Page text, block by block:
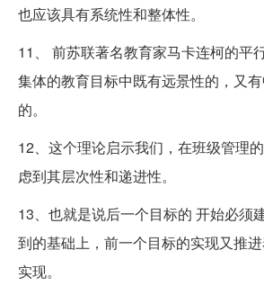
也应该具有系统性和整体性。
11、 前苏联著名教育家马卡连柯的平
集体的教育目标中既有远景性的，又
的。
12、这个理论启示我们，在班级管理
虑到其层次性和递进性。
13、也就是说后一个目标的 开始必须
到的基础上，前一个目标的实现又推
实现。